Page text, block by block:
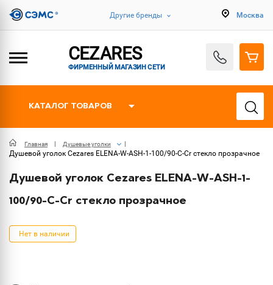
Другие бренды Москва
CEZARES
ФИРМЕННЫЙ МАГАЗИН СЕТИ
КАТАЛОГ ТОВАРОВ
Главная Душевые уголки
Душевой уголок Cezares ELENA-W-ASH-1-100/90-C-Cr стекло прозрачное
Душевой уголок Cezares ELENA-W-ASH-1-
100/90-C-Cr стекло прозрачное
Нет в наличии